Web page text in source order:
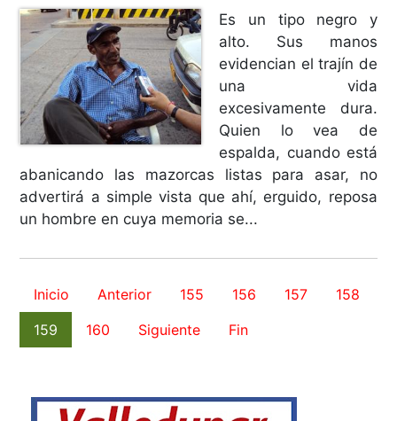
Es un tipo negro y
alto. Sus manos
evidencian el trajín de
una vida
excesivamente dura.
Quien lo vea de
espalda, cuando está
abanicando las mazorcas listas para asar, no
advertirá a simple vista que ahí, erguido, reposa
un hombre en cuya memoria se...
Inicio Anterior 155 156 157
158
159
160 Siguiente Fin